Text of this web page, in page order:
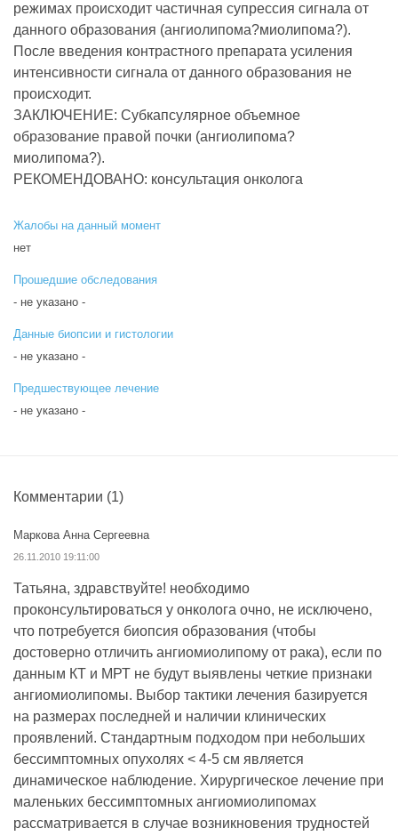
режимах происходит частичная супрессия сигнала от
данного образования (ангиолипома?миолипома?).
После введения контрастного препарата усиления
интенсивности сигнала от данного образования не
происходит.
ЗАКЛЮЧЕНИЕ: Субкапсулярное объемное
образование правой почки (ангиолипома?
миолипома?).
РЕКОМЕНДОВАНО: консультация онколога
Жалобы на данный момент
нет
Прошедшие обследования
- не указано -
Данные биопсии и гистологии
- не указано -
Предшествующее лечение
- не указано -
Комментарии (1)
Маркова Анна Сергеевна
26.11.2010 19:11:00
Татьяна, здравствуйте! необходимо
проконсультироваться у онколога очно, не исключено,
что потребуется биопсия образования (чтобы
достоверно отличить ангиомиолипому от рака), если по
данным КТ и МРТ не будут выявлены четкие признаки
ангиомиолипомы. Выбор тактики лечения базируется
на размерах последней и наличии клинических
проявлений. Стан­дартным подходом при небольших
бессимптомных опухолях < 4-5 см является
динамическое наблюде­ние. Хирургическое лечение при
маленьких бессимптомных ангиомиолипомах
рассматривается в случае возникновения трудностей